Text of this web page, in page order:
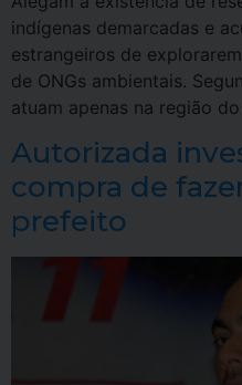
indígenas demarcadas e
estrangeiros de
de ONGs ambientais.
atuam apenas na região
Autorizada
compra de
prefeito